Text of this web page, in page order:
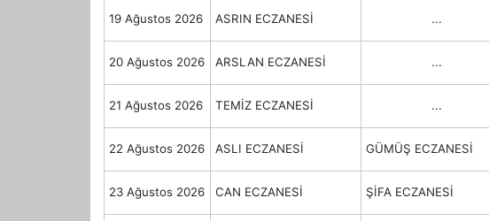
19 Ağustos 2026 ASRIN ECZANESİ ...
20 Ağustos 2026 ARSLAN ECZANESİ ...
21 Ağustos 2026 TEMİZ ECZANESİ ...
22 Ağustos 2026 ASLI ECZANESİ GÜMÜŞ ECZANESİ
23 Ağustos 2026 CAN ECZANESİ ŞİFA ECZANESİ